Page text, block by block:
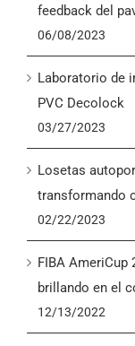
Englishfeedback del
06/08/2023
Laboratorio de
PVC Decolock
03/27/2023
Losetas
transformando
02/22/2023
FIBA AmeriCup
brillando en el
12/13/2022